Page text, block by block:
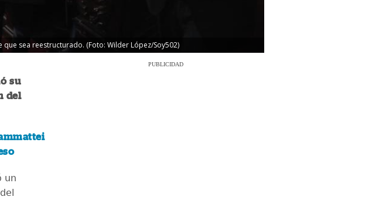
sea reestructurado. (Foto: Wilder López/Soy502)
su
del
un
PUBLICIDAD